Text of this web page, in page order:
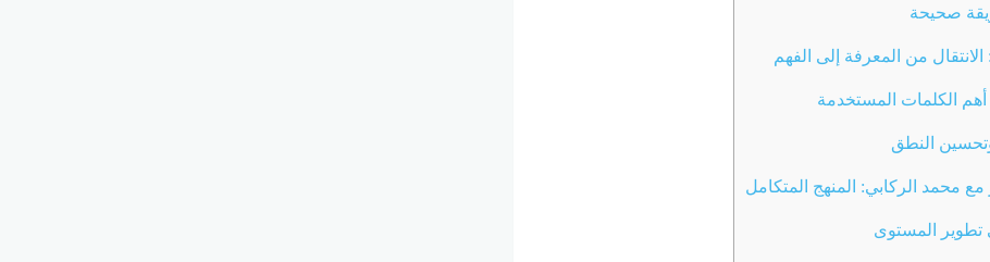
صحيحة
من المعرفة إلى الفهم
الكلمات المستخدمة
النطق
مع محمد الركابي: المنهج المتكامل
تطوير المستوى